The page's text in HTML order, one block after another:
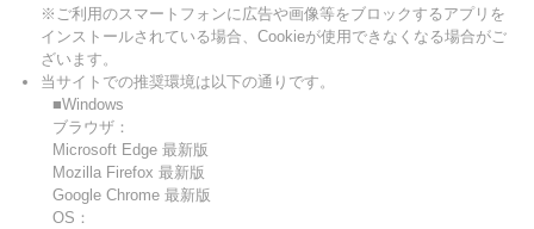
※ご利用のスマートフォンに広告や画像等をブロックするアプリを
インストールされている場合、Cookieが使用できなくなる場合がご
ざいます。
当サイトでの推奨環境は以下の通りです。
■Windows
ブラウザ：
Microsoft Edge 最新版
Mozilla Firefox 最新版
Google Chrome 最新版
OS：